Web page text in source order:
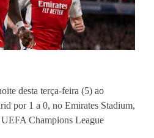
desta terça-feira (5) ao
por 1 a 0, no Emirates Stadium,
Champions League